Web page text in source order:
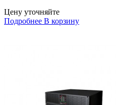
Цену уточняйте
Подробнее В корзину